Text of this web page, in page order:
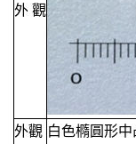
外 觀
外觀 白色橢圓形